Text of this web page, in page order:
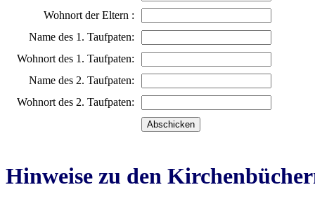
Wohnort der Eltern :
Name des 1. Taufpaten:
Wohnort des 1. Taufpaten:
Name des 2. Taufpaten:
Wohnort des 2. Taufpaten:
Hinweise zu den